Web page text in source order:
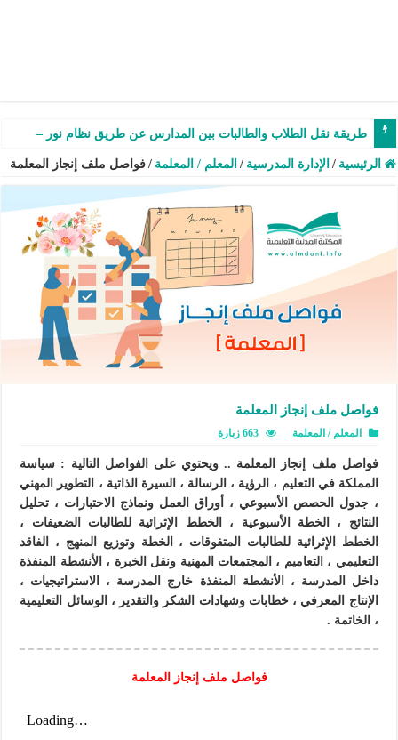
طريقة نقل الطلاب والطالبات بين المدارس عن طريق نظام نور – شرح
الرئيسية / الإدارة المدرسية / المعلم / المعلمة / فواصل ملف إنجاز المعلمة
فواصل ملف إنجاز المعلمة
المعلم / المعلمة 663 زيارة
فواصل ملف إنجاز المعلمة .. ويحتوي على الفواصل التالية : سياسة
المملكة في التعليم ، الرؤية ، الرسالة ، السيرة الذاتية ، التطوير المهني
، جدول الحصص الأسبوعي ، أوراق العمل ونماذج الاحتبارات ، تحليل
النتائج ، الخطة الأسبوعية ، الخطط الإثرائية للطالبات الضعيفات ،
الخطط الإثرائية للطالبات المتفوقات ، الخطة وتوزيع المنهج ، الفاقد
التعليمي ، التعاميم ، المجتمعات المهنية ونقل الخبرة ، الأنشطة المنفذة
داخل المدرسة ، الأنشطة المنفذة خارج المدرسة ، الاستراتيجيات ،
الإنتاج المعرفي ، خطابات وشهادات الشكر والتقدير ، الوسائل التعليمية
، الخاتمة .
فواصل ملف إنجاز المعلمة